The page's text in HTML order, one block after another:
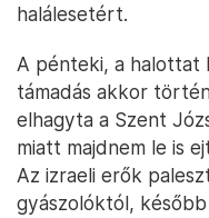
halálesetért.
A pénteki, a halottat
támadás akkor
elhagyta a Szent
miatt majdnem le is
Az izraeli erők
gyászolóktól,